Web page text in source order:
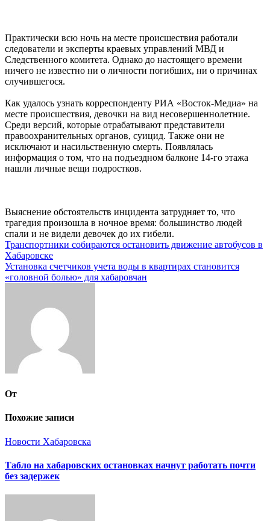
Практически всю ночь на месте происшествия работали
следователи и эксперты краевых управлений МВД и
Следственного комитета. Однако до настоящего времени
ничего не известно ни о личности погибших, ни о причинах
случившегося.
Как удалось узнать корреспонденту РИА «Восток-Медиа» на
месте происшествия, девочки на вид несовершеннолетние.
Среди версий, которые отрабатывают представители
правоохранительных органов, суицид. Также они не
исключают и насильственную смерть. Появлялась
информация о том, что на подъездном балконе 14-го этажа
нашли личные вещи подростков.
Выяснение обстоятельств инцидента затрудняет то, что
трагедия произошла в ночное время: большинство людей
спали и не видели девочек до их гибели.
Навигация
по
записям
Транспортники собираются остановить движение автобусов в
Хабаровске
Установка счетчиков учета воды в квартирах становится
«головной болью» для хабаровчан
От
Похожие записи
Новости Хабаровска
Табло на хабаровских остановках начнут работать почти
без задержек